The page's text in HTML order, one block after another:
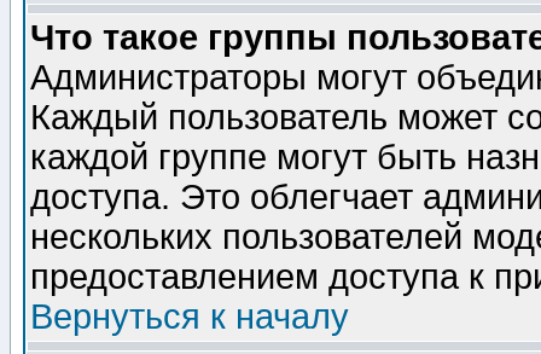
Что такое группы
Администраторы могут
Каждый пользователь может
каждой группе могут быть
доступа. Это облегчает
нескольких пользователей
предоставлением доступа к
Вернуться к началу